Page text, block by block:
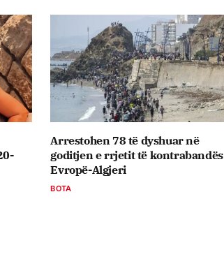
Arrestohen 78 të dyshuar në
goditjen e rrjetit të kontrabandës
Evropë-Algjeri
BOTA